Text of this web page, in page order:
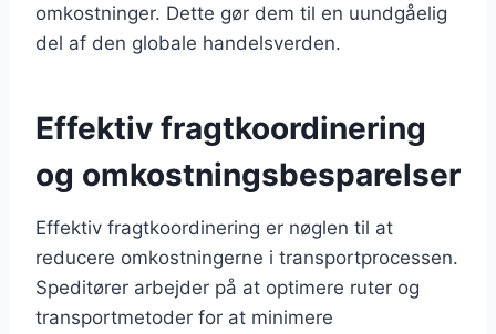
omkostninger. Dette gør dem til en uundgåelig
del af den globale handelsverden.
Effektiv fragtkoordinering
og omkostningsbesparelser
Effektiv fragtkoordinering er nøglen til at
reducere omkostningerne i transportprocessen.
Speditører arbejder på at optimere ruter og
transportmetoder for at minimere